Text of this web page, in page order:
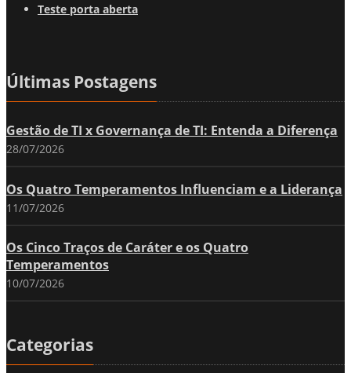
Teste porta aberta
Últimas Postagens
Gestão de TI x Governança de TI: Entenda a Diferença
28/07/2026
Os Quatro Temperamentos Influenciam e a Liderança
11/07/2026
Os Cinco Traços de Caráter e os Quatro
Temperamentos
10/07/2026
Categorias